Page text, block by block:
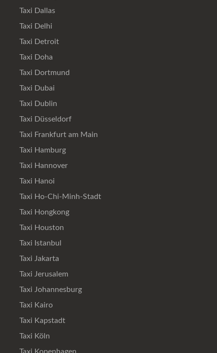
Taxi Dallas
Taxi Delhi
Taxi Detroit
Taxi Doha
Taxi Dortmund
Taxi Dubai
Taxi Dublin
Taxi Düsseldorf
Taxi Frankfurt am Main
Taxi Hamburg
Taxi Hannover
Taxi Hanoi
Taxi Ho-Chi-Minh-Stadt
Taxi Hongkong
Taxi Houston
Taxi Istanbul
Taxi Jakarta
Taxi Jerusalem
Taxi Johannesburg
Taxi Kairo
Taxi Kapstadt
Taxi Köln